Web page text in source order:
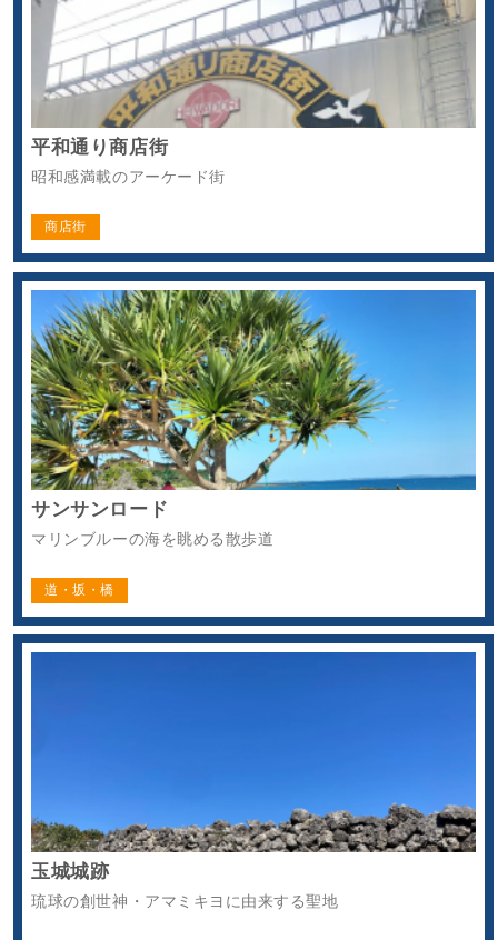
平和通り商店街
昭和感満載のアーケード街
商店街
サンサンロード
マリンブルーの海を眺める散歩道
道・坂・橋
玉城城跡
琉球の創世神・アマミキヨに由来する聖地